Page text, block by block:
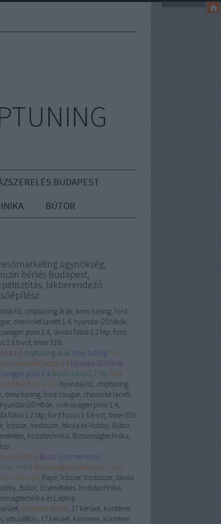
BUDAPEST
BÚTOR
ügynökség,
bérlés Budapest,
lakberendező
h1, chiptuning árak, bmw tuning, ford
chevrolet lacetti 1.4, hyundai i20 hibák,
polo 1.4, skoda fabia 1.2 htp, ford
1.6 ti-vct, bmw 335i
h1 chiptuning árak bmw tuningford
chevrolet lacetti 1.4 hyundai i20 hibák
polo 1.4 skoda fabia 1.2 htp ford
1.6 ti-vct bmw 335ihyundai h1, chiptuning
bmw tuning, ford cougar, chevrolet lacetti
i20 hibák, volkswagen polo 1.4,
fabia 1.2 htp, ford focus 1.6 ti-vct, bmw 335i
Írószer, Irodaszer, Iskola és Hobby, Bútor,
Irodatechnika, Biztonságtechnika,
és HobbyBútor Üzemeltetés
Biztonságtechnika laptopok
marketingPapír, Írószer, Irodaszer, Iskola
Bútor, Üzemeltetés, Irodatechnika,
és Laptop
konténer bérlés, 17 kerület, konténer
sittszállítás, 17.kerület, kontener, konténer